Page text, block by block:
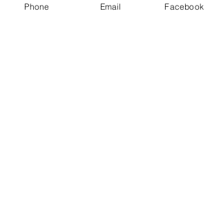
Phone Email Facebook